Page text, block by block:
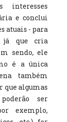
e conclui
atuais - para
já que cria
sendo, ele
é a única
também
que algumas
ser
exemplo,